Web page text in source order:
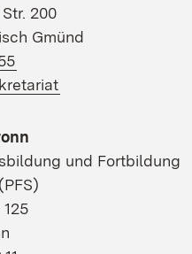
200
Gmünd
(Öffnet in neuem
und Fortbildung